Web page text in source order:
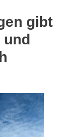
gibt
und